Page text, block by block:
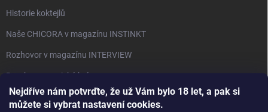
Nejdříve nám potvrďte, že už Vám bylo 18 let, a pak si
můžete si vybrat nastavení cookies.
Historie koktejlů
Naše CHICORA v magazínu INSTINKT
Rozhovor v magazínu INTERVIEW
Bourbon, americká krása.
Napsali v TÝDNU o naší práci